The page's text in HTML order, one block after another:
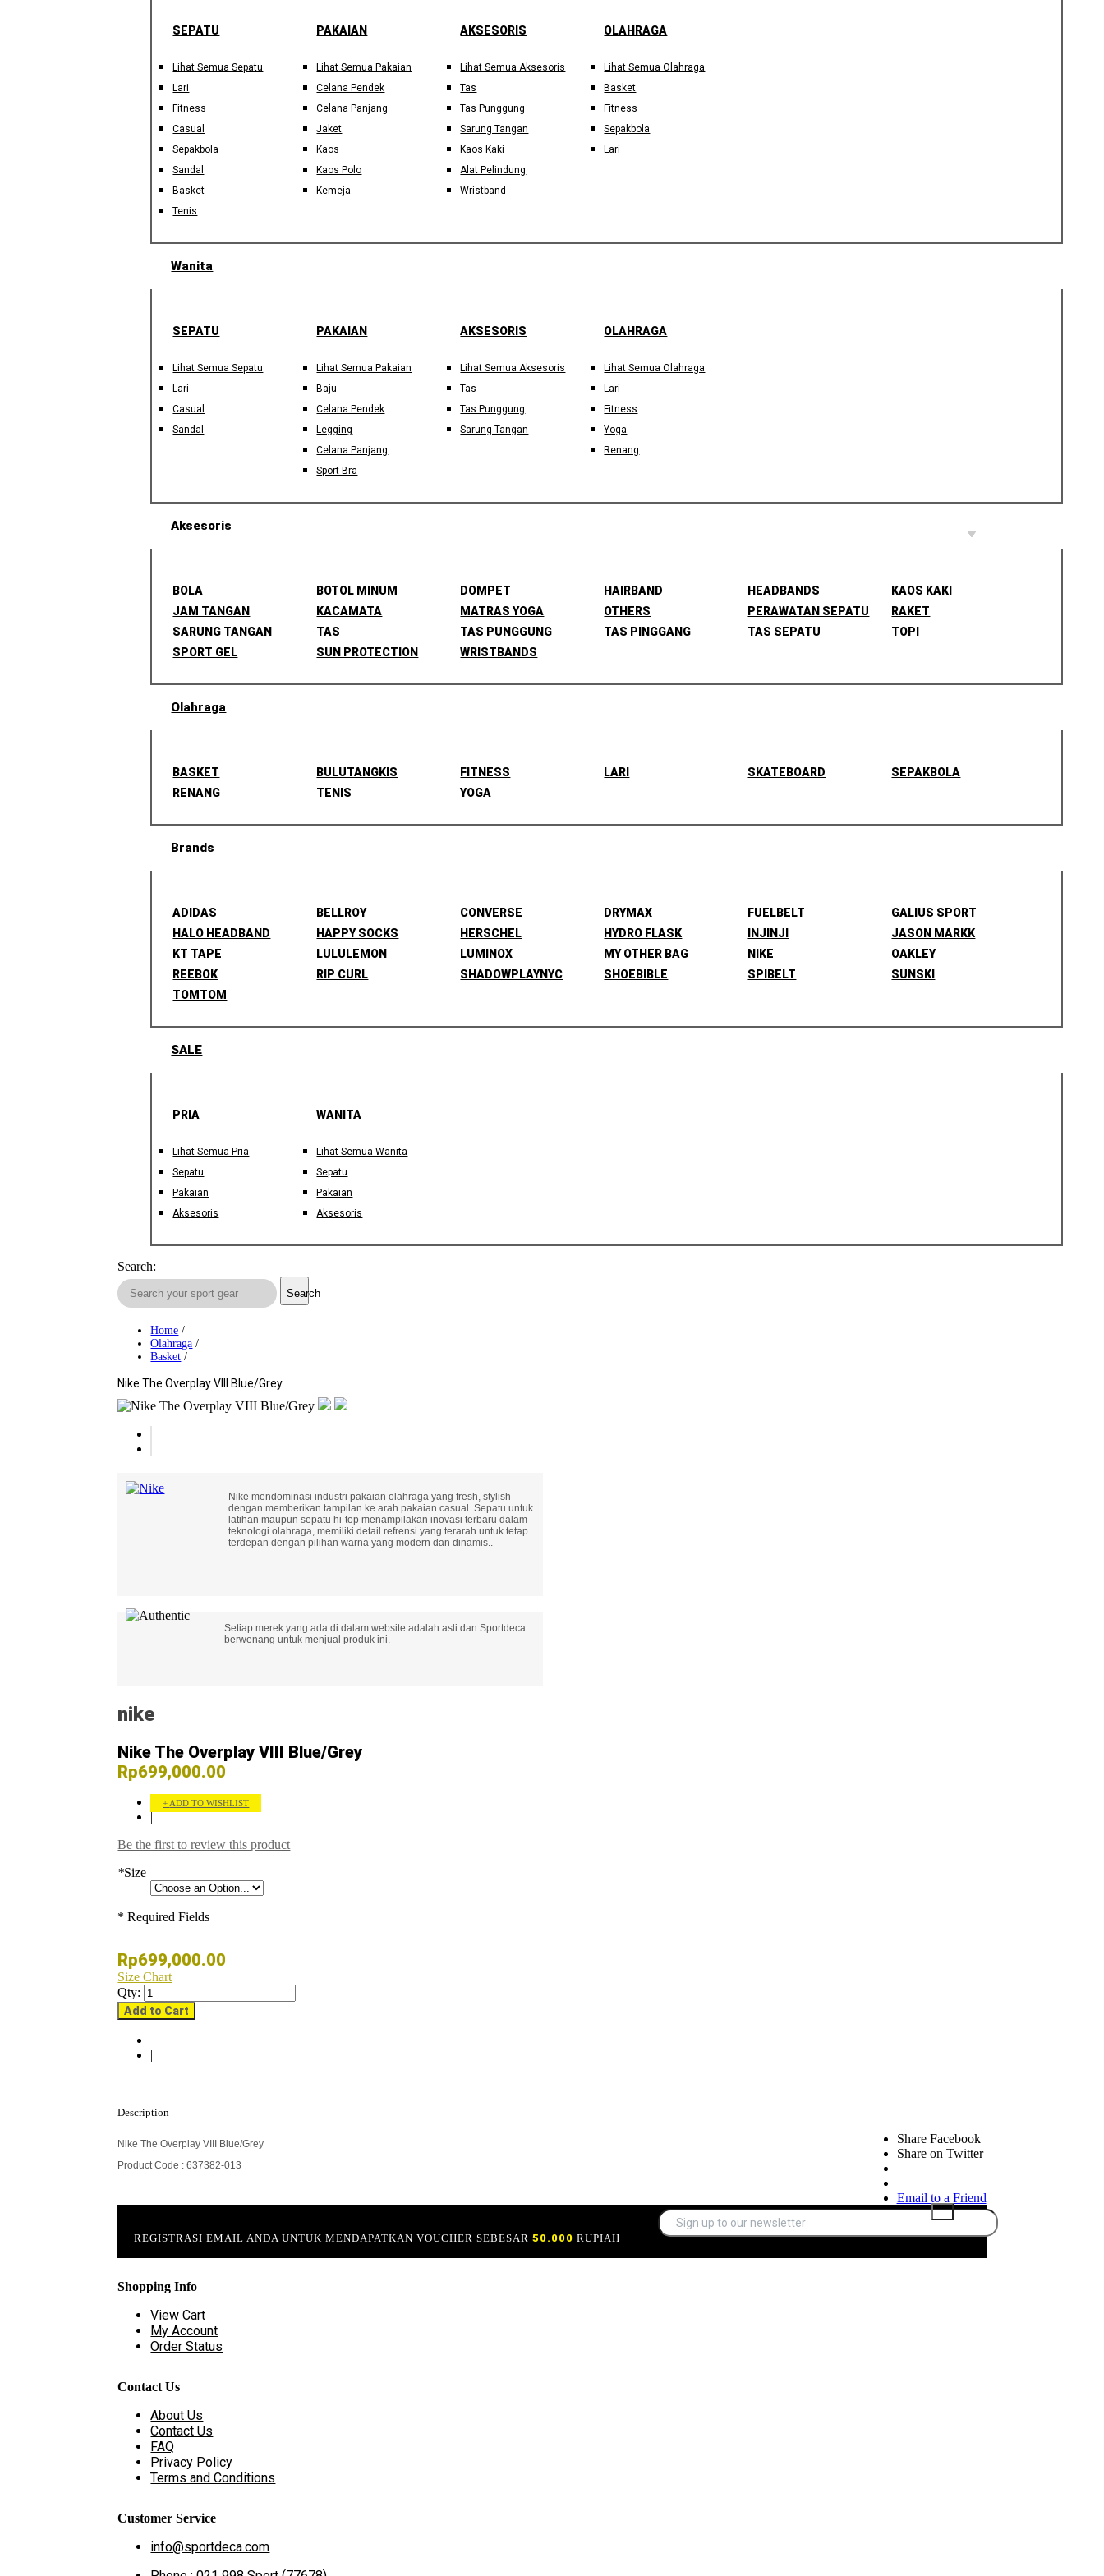
SEPATU
Lihat Semua Sepatu
Lari
Fitness
Casual
Sepakbola
Sandal
Basket
Tenis
PAKAIAN
Lihat Semua Pakaian
Celana Pendek
Celana Panjang
Jaket
Kaos
Kaos Polo
Kemeja
AKSESORIS
Lihat Semua Aksesoris
Tas
Tas Punggung
Sarung Tangan
Kaos Kaki
Alat Pelindung
Wristband
OLAHRAGA
Lihat Semua Olahraga
Basket
Fitness
Sepakbola
Lari
Wanita
SEPATU
Lihat Semua Sepatu
Lari
Casual
Sandal
PAKAIAN
Lihat Semua Pakaian
Baju
Celana Pendek
Legging
Celana Panjang
Sport Bra
AKSESORIS
Lihat Semua Aksesoris
Tas
Tas Punggung
Sarung Tangan
OLAHRAGA
Lihat Semua Olahraga
Lari
Fitness
Yoga
Renang
Aksesoris
BOLA BOTOL MINUM DOMPET HAIRBAND HEADBANDS
KAOS KAKI
JAM TANGAN
KACAMATA MATRAS YOGA OTHERS PERAWATAN SEPATU
RAKET
SARUNG TANGAN
TAS TAS PUNGGUNG TAS PINGGANG TAS SEPATU
TOPI
SPORT GEL
SUN PROTECTION WRISTBANDS
Olahraga
BASKET BULUTANGKIS FITNESS LARI SKATEBOARD
SEPAKBOLA
RENANG
TENIS YOGA
Brands
ADIDAS BELLROY CONVERSE DRYMAX FUELBELT
GALIUS SPORT
HALO HEADBAND
HAPPY SOCKS HERSCHEL HYDRO FLASK INJINJI
JASON MARKK
KT TAPE
LULULEMON LUMINOX MY OTHER BAG NIKE
OAKLEY
REEBOK
RIP CURL SHADOWPLAYNYC SHOEBIBLE SPIBELT
SUNSKI
TOMTOM
SALE
PRIA
Lihat Semua Pria
Sepatu
Pakaian
Aksesoris
WANITA
Lihat Semua Wanita
Sepatu
Pakaian
Aksesoris
Search:
Search
Home /
Olahraga /
Basket /
Nike The Overplay VIII Blue/Grey
Nike mendominasi industri pakaian olahraga yang fresh, stylish
dengan memberikan tampilan ke arah pakaian casual. Sepatu untuk
latihan maupun sepatu hi-top menampilakan inovasi terbaru dalam
teknologi olahraga, memiliki detail refrensi yang terarah untuk tetap
terdepan dengan pilihan warna yang modern dan dinamis..
Setiap merek yang ada di dalam website adalah asli dan Sportdeca
berwenang untuk menjual produk ini.
nike
Nike The Overplay VIII Blue/Grey
Rp699,000.00
ADD TO WISHLIST
|
Be the first to review this product
*Size
* Required Fields
Rp699,000.00
Size Chart
Qty:
Add to Cart
|
Share Facebook
Share on Twitter
Email to a Friend
Description
Nike The Overplay VIII Blue/Grey
Product Code : 637382-013
REGISTRASI EMAIL ANDA UNTUK MENDAPATKAN VOUCHER SEBESAR50.000 RUPIAH
Shopping Info
View Cart
My Account
Order Status
Contact Us
About Us
Contact Us
FAQ
Privacy Policy
Terms and Conditions
Customer Service
info@sportdeca.com